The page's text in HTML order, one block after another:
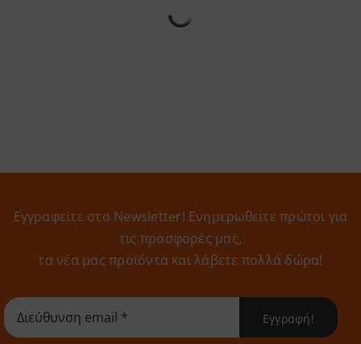
Εγγραφείτε στο Newsletter! Eνημερωθείτε πρώτοι για
τις προσφορές μας,
τα νέα μας προϊόντα και λάβετε πολλά δώρα!
Εγγραφή!